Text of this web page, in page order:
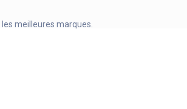
meilleures marques.